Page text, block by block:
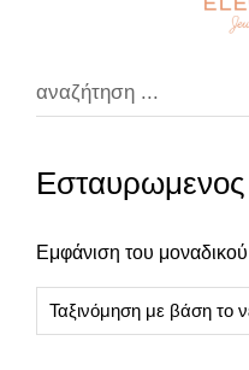
Εσταυρωμενος
Εμφάνιση του